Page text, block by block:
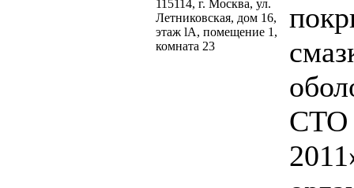
115114, г. Москва, ул.
Летниковская, дом 16,
этаж lA, помещение 1,
комната 23
СТО